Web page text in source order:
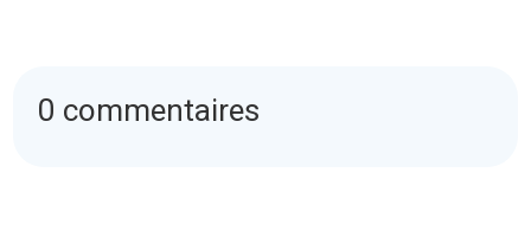
0 commentaires